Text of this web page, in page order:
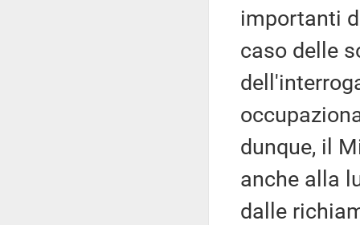
importanti
caso delle
dunque, il
anche alla
dalle